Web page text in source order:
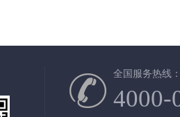
全国服务热线：
4000-